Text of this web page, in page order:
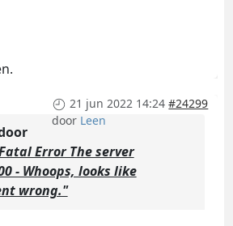
21 jun 2022 14:24 #24299
door Leen
Error The server
- Whoops, looks like
wrong."